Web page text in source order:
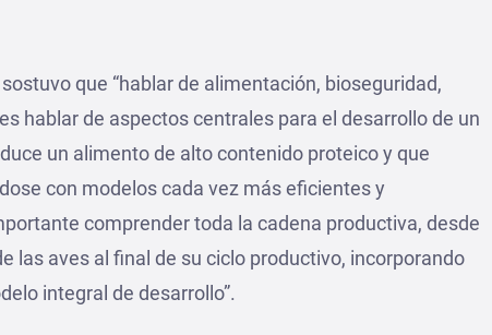
que “hablar de alimentación, bioseguridad,
hablar de aspectos centrales para el desarrollo de un
un alimento de alto contenido proteico y que
con modelos cada vez más eficientes y
comprender toda la cadena productiva, desde
las aves al final de su ciclo productivo, incorporando
integral de desarrollo”.